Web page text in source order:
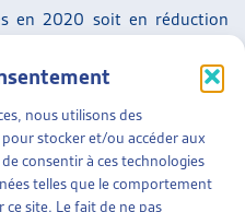
nous utilisons des
stocker et/ou accéder aux
consentir à ces technologies
telles que le comportement
site. Le fait de ne pas
en 2020 soit en réduction
ils sont un sixième à se
dépassent les revenus
sur l’évolution des dépenses